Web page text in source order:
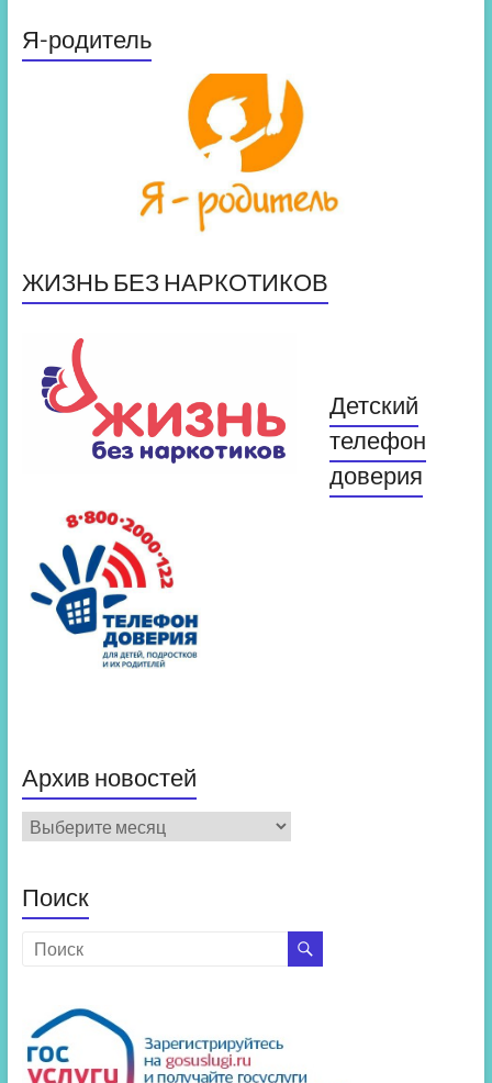
Я-родитель
ЖИЗНЬ БЕЗ НАРКОТИКОВ
Детский
телефон
доверия
Архив новостей
Архив
новостей
Поиск